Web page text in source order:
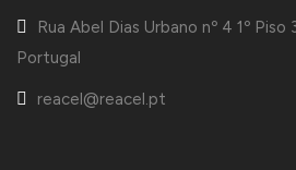
Rua Abel Dias Urbano nº 4 1º
Portugal
reacel@reacel.pt